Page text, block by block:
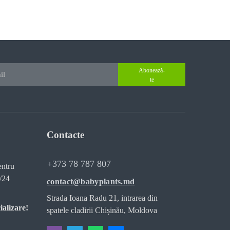
Abonează-
te
24
Contacte
+373 78 787 807
contact@babyplants.md
Strada Ioana Radu 21, intrarea din
spatele cladirii Chișinău, Moldova